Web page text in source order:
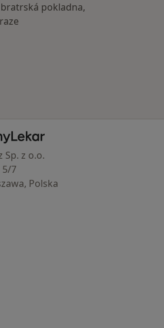
pokladna,
stránka
Sp. z o.o.
5/7
Polska